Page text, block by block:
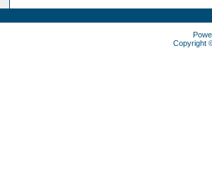
Copyright